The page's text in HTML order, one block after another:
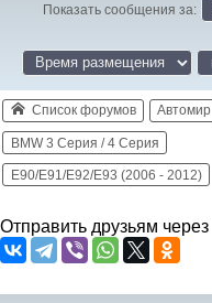
Показать сообщения за:
Список форумов Автомир
BMW 3 Серия / 4 Серия
E90/E91/E92/E93 (2006 - 2012)
Отправить друзьям через